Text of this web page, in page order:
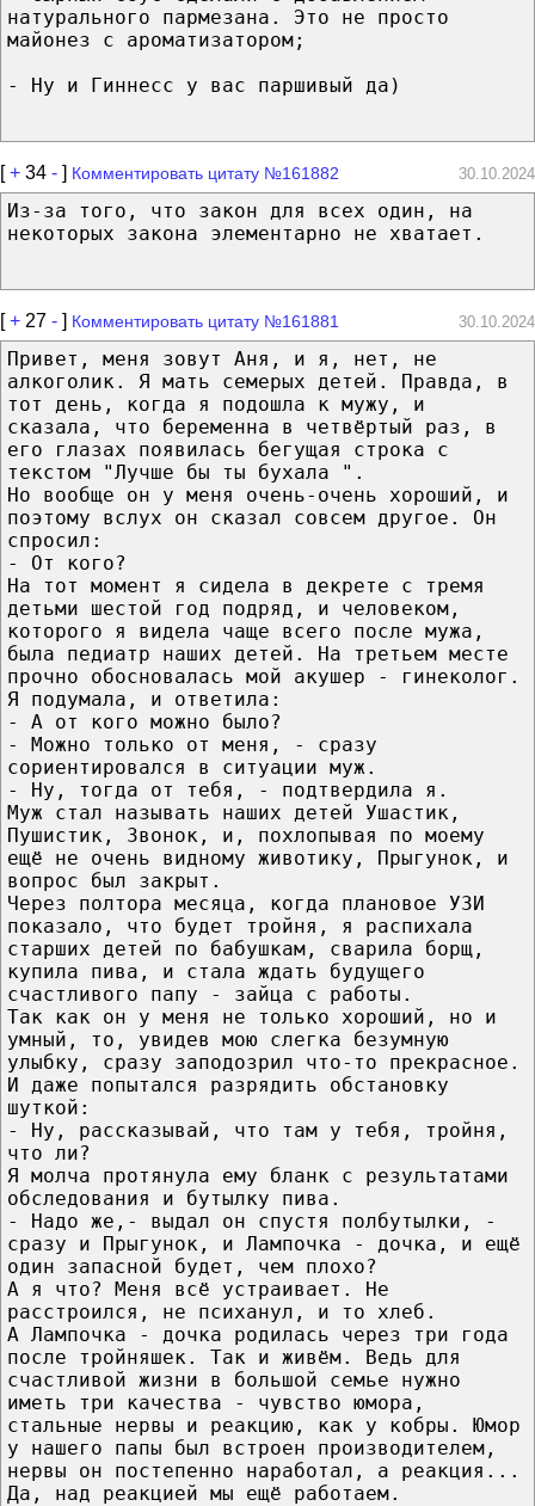
натурального пармезана. Это не просто
майонез с ароматизатором;
- Ну и Гиннесс у вас паршивый да)
[+ 34 - ] Комментировать цитату №161882 30.10.2024
Из-за того, что закон для всех один, на
некоторых закона элементарно не хватает.
[+ 27 - ] Комментировать цитату №161881 30.10.2024
Привет, меня зовут Аня, и я, нет, не
алкоголик. Я мать семерых детей. Правда, в
тот день, когда я подошла к мужу, и
сказала, что беременна в четвёртый раз, в
его глазах появилась бегущая строка с
текстом "Лучше бы ты бухала ".
Но вообще он у меня очень-очень хороший, и
поэтому вслух он сказал совсем другое. Он
спросил:
- От кого?
На тот момент я сидела в декрете с тремя
детьми шестой год подряд, и человеком,
которого я видела чаще всего после мужа,
была педиатр наших детей. На третьем месте
прочно обосновалась мой акушер - гинеколог.
Я подумала, и ответила:
- А от кого можно было?
- Можно только от меня, - сразу
сориентировался в ситуации муж.
- Ну, тогда от тебя, - подтвердила я.
Муж стал называть наших детей Ушастик,
Пушистик, Звонок, и, похлопывая по моему
ещё не очень видному животику, Прыгунок, и
вопрос был закрыт.
Через полтора месяца, когда плановое УЗИ
показало, что будет тройня, я распихала
старших детей по бабушкам, сварила борщ,
купила пива, и стала ждать будущего
счастливого папу - зайца с работы.
Так как он у меня не только хороший, но и
умный, то, увидев мою слегка безумную
улыбку, сразу заподозрил что-то прекрасное.
И даже попытался разрядить обстановку
шуткой:
- Ну, рассказывай, что там у тебя, тройня,
что ли?
Я молча протянула ему бланк с результатами
обследования и бутылку пива.
- Надо же,- выдал он спустя полбутылки, -
сразу и Прыгунок, и Лампочка - дочка, и ещё
один запасной будет, чем плохо?
А я что? Меня всё устраивает. Не
расстроился, не психанул, и то хлеб.
А Лампочка - дочка родилась через три года
после тройняшек. Так и живём. Ведь для
счастливой жизни в большой семье нужно
иметь три качества - чувство юмора,
стальные нервы и реакцию, как у кобры. Юмор
у нашего папы был встроен производителем,
нервы он постепенно наработал, а реакция...
Да, над реакцией мы ещё работаем.